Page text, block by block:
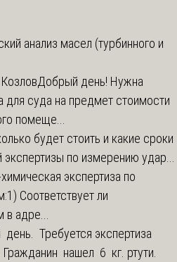
анализ масел (турбинного и
Добрый день! Нужна
для суда на предмет стоимости
помеще...
будет стоить и какие сроки
экспертизы по измерению удар...
экспертиза по
Соответствует ли
в адре...
Требуется экспертиза
Гражданин нашел 6 кг. ртути.